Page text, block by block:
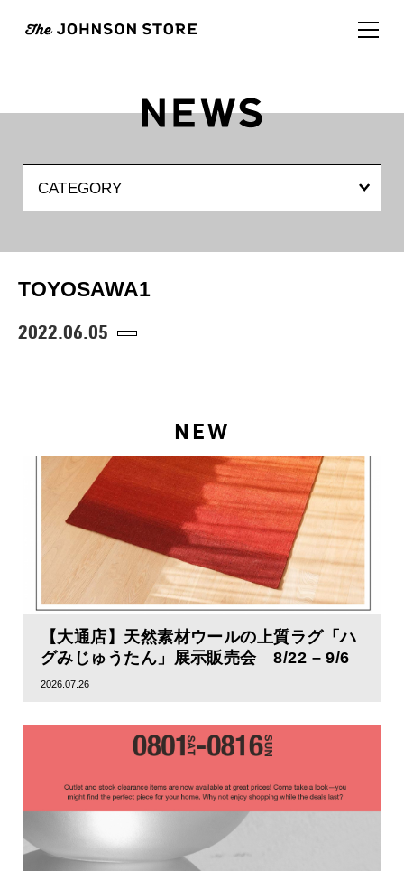
CATEGORY
TOYOSAWA1
2022.06.05
NEW
【大通店】天然素材ウールの上質ラグ「ハ
グみじゅうたん」展示販売会 8/22 – 9/6
2026.07.26